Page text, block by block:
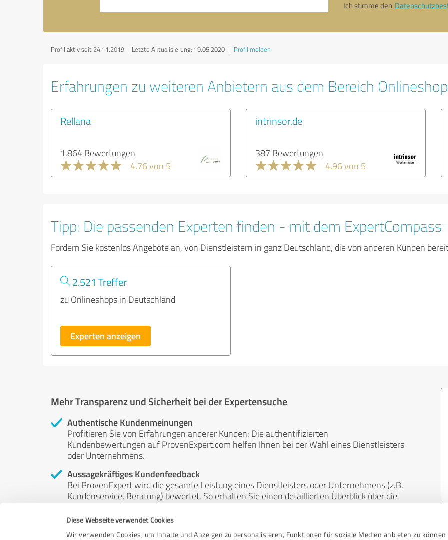
Diese Webseite verwendet Cookies
Wir verwenden Cookies, um Inhalte und Anzeigen zu personalisieren, Funktionen für soziale Medien anbieten zu können
Ich stimme den
Profil aktiv seit 24.11.2019 | Letzte Aktualisierung: 19.05.2020 | Profil melden
Erfahrungen zu weiteren Anbietern aus dem Bereich
Rellana
1.864 Bewertungen
4.76 von 5
intrinsor.de
387 Bewertungen
4.96 von 5
Tipp: Die passenden Experten finden - mit dem ExpertCompass
Fordern Sie kostenlos Angebote an, von Dienstleistern in ganz Deutschland, die von anderen Kunden
2.521 Treffer
zu Onlineshops in Deutschland
Experten anzeigen
Mehr Transparenz und Sicherheit bei der Expertensuche
Authentische Kundenmeinungen
Profitieren Sie von Erfahrungen anderer Kunden: Die authentifizierten
Kundenbewertungen auf ProvenExpert.com helfen Ihnen bei der Wahl eines Dienstleisters
oder Unternehmens.
Aussagekräftiges Kundenfeedback
Bei ProvenExpert wird die gesamte Leistung eines Dienstleisters oder Unternehmens (z.B.
Kundenservice, Beratung) bewertet. So erhalten Sie einen detaillierten Überblick über die
Unabhängige Bewertungen
ProvenExpert ist grundsätzlich kostenlos, unabhängig und neutral. Bewertungen von